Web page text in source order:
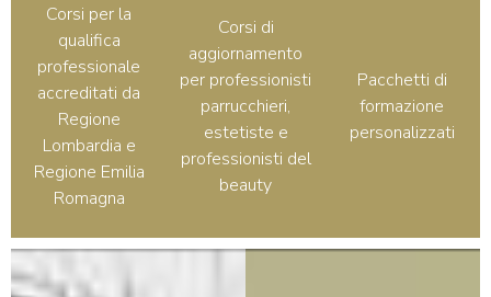
Corsi per la
qualifica
professionale
accreditati da
Regione
Lombardia e
Regione Emilia
Romagna
Corsi di
aggiornamento
per professionisti
parrucchieri,
estetiste e
professionisti del
beauty
Pacchetti di
formazione
personalizzati